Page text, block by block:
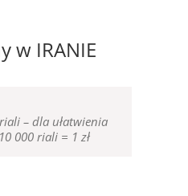
w IRANIE
– dla ułatwienia
000 riali = 1 zł